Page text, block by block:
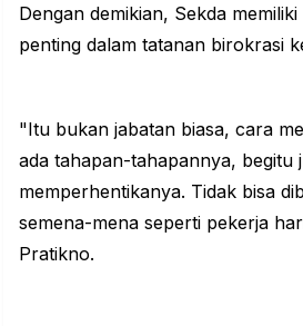
Dengan demikian, Sekda
penting dalam tatanan birokrasi
"Itu bukan jabatan biasa, cara
ada tahapan-tahapannya, begitu
memperhentikanya. Tidak bisa
semena-mena seperti pekerja
Pratikno.